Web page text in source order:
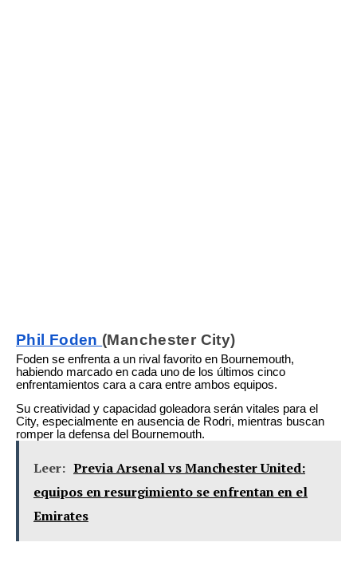
Phil Foden (Manchester City)
Foden se enfrenta a un rival favorito en Bournemouth,
habiendo marcado en cada uno de los últimos cinco
enfrentamientos cara a cara entre ambos equipos.
Su creatividad y capacidad goleadora serán vitales para el
City, especialmente en ausencia de Rodri, mientras buscan
romper la defensa del Bournemouth.
Leer: Previa Arsenal vs Manchester United:
equipos en resurgimiento se enfrentan en el
Emirates